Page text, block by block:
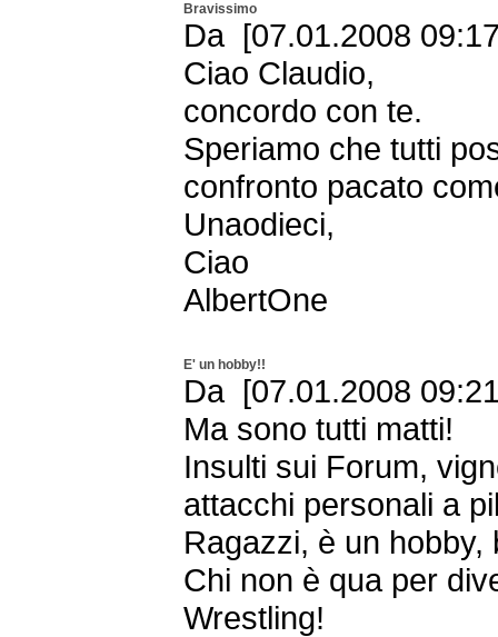
Bravissimo
Da [07.01.2008
Ciao Claudio,
concordo con te.
Speriamo che tutti
confronto pacato
Unaodieci,
Ciao
AlbertOne
E' un hobby!!
Da [07.01.2008
Ma sono tutti matti!
Insulti sui Forum,
attacchi personali a
Ragazzi, è un
Chi non è qua per
Wrestling!